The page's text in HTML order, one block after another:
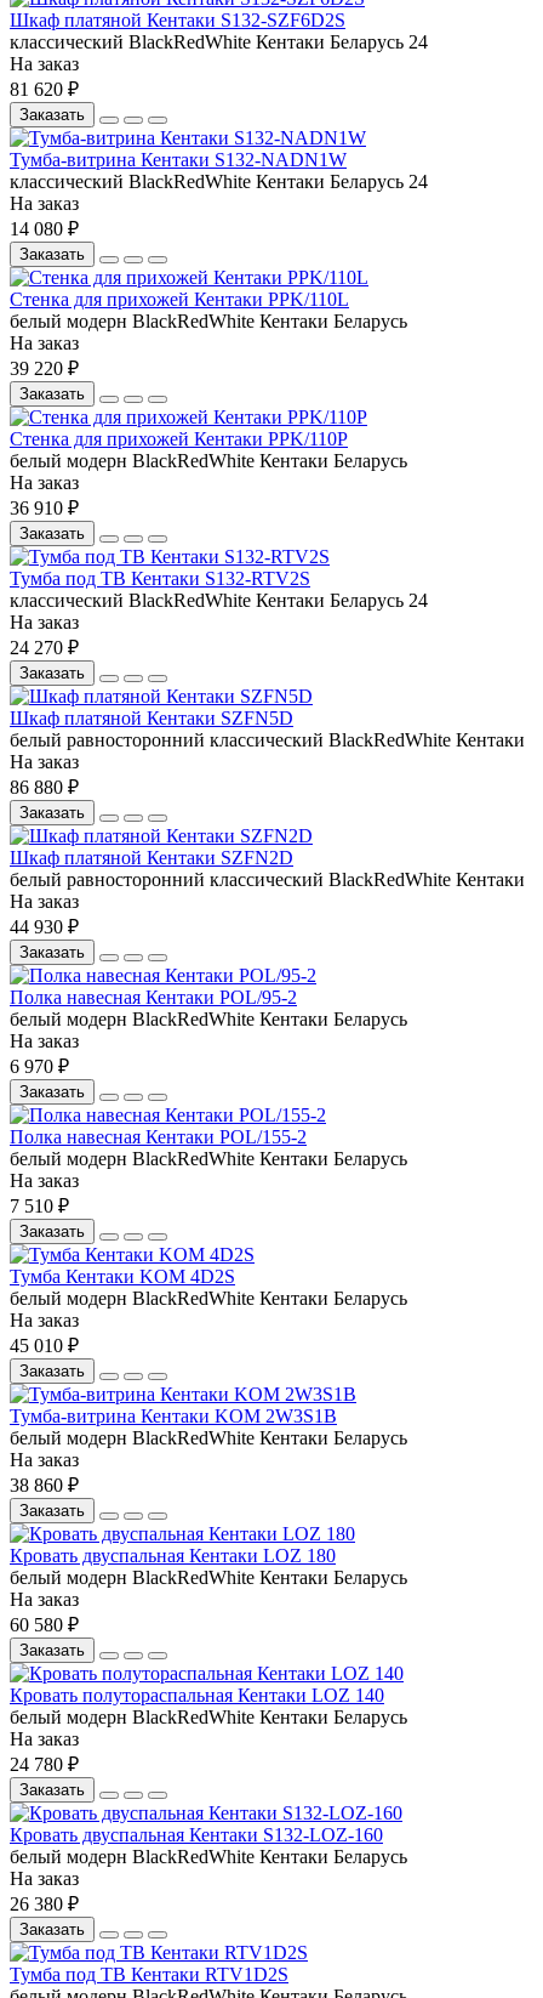
Шкаф платяной Кентаки S132-SZF6D2S
классический BlackRedWhite Кентаки Беларусь 24
На заказ
81 620 ₽
Заказать
Тумба-витрина Кентаки S132-NADN1W
классический BlackRedWhite Кентаки Беларусь 24
На заказ
14 080 ₽
Заказать
Стенка для прихожей Кентаки PPK/110L
белый модерн BlackRedWhite Кентаки Беларусь
На заказ
39 220 ₽
Заказать
Стенка для прихожей Кентаки PPK/110P
белый модерн BlackRedWhite Кентаки Беларусь
На заказ
36 910 ₽
Заказать
Тумба под ТВ Кентаки S132-RTV2S
классический BlackRedWhite Кентаки Беларусь 24
На заказ
24 270 ₽
Заказать
Шкаф платяной Кентаки SZFN5D
белый равносторонний классический BlackRedWhite Кентаки
На заказ
86 880 ₽
Заказать
Шкаф платяной Кентаки SZFN2D
белый равносторонний классический BlackRedWhite Кентаки
На заказ
44 930 ₽
Заказать
Полка навесная Кентаки POL/95-2
белый модерн BlackRedWhite Кентаки Беларусь
На заказ
6 970 ₽
Заказать
Полка навесная Кентаки POL/155-2
белый модерн BlackRedWhite Кентаки Беларусь
На заказ
7 510 ₽
Заказать
Тумба Кентаки KOM 4D2S
белый модерн BlackRedWhite Кентаки Беларусь
На заказ
45 010 ₽
Заказать
Тумба-витрина Кентаки KOM 2W3S1B
белый модерн BlackRedWhite Кентаки Беларусь
На заказ
38 860 ₽
Заказать
Кровать двуспальная Кентаки LOZ 180
белый модерн BlackRedWhite Кентаки Беларусь
На заказ
60 580 ₽
Заказать
Кровать полутораспальная Кентаки LOZ 140
белый модерн BlackRedWhite Кентаки Беларусь
На заказ
24 780 ₽
Заказать
Кровать двуспальная Кентаки S132-LOZ-160
белый модерн BlackRedWhite Кентаки Беларусь
На заказ
26 380 ₽
Заказать
Тумба под ТВ Кентаки RTV1D2S